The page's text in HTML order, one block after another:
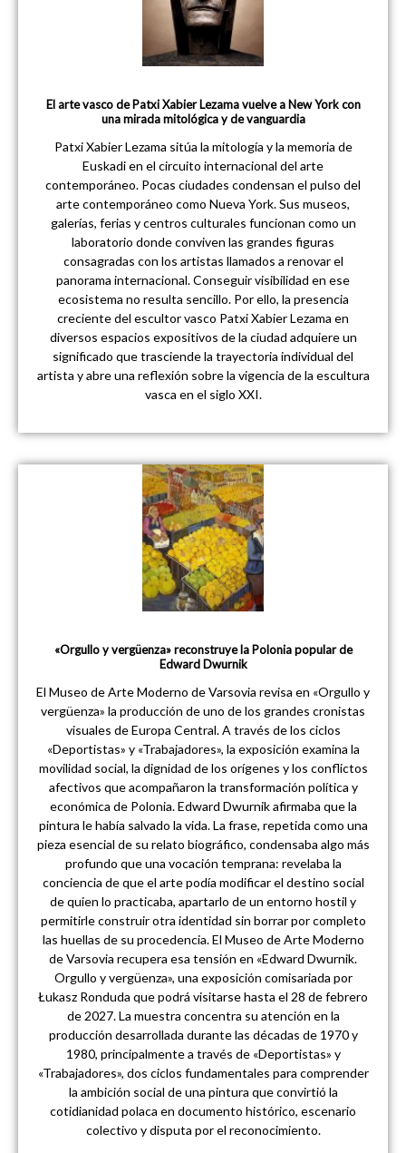
El arte vasco de Patxi Xabier Lezama vuelve a New York con
una mirada mitológica y de vanguardia
Patxi Xabier Lezama sitúa la mitología y la memoria de
Euskadi en el circuito internacional del arte
contemporáneo. Pocas ciudades condensan el pulso del
arte contemporáneo como Nueva York. Sus museos,
galerías, ferias y centros culturales funcionan como un
laboratorio donde conviven las grandes figuras
consagradas con los artistas llamados a renovar el
panorama internacional. Conseguir visibilidad en ese
ecosistema no resulta sencillo. Por ello, la presencia
creciente del escultor vasco Patxi Xabier Lezama en
diversos espacios expositivos de la ciudad adquiere un
significado que trasciende la trayectoria individual del
artista y abre una reflexión sobre la vigencia de la escultura
vasca en el siglo XXI.
«Orgullo y vergüenza» reconstruye la Polonia popular de
Edward Dwurnik
El Museo de Arte Moderno de Varsovia revisa en «Orgullo y
vergüenza» la producción de uno de los grandes cronistas
visuales de Europa Central. A través de los ciclos
«Deportistas» y «Trabajadores», la exposición examina la
movilidad social, la dignidad de los orígenes y los conflictos
afectivos que acompañaron la transformación política y
económica de Polonia. Edward Dwurnik afirmaba que la
pintura le había salvado la vida. La frase, repetida como una
pieza esencial de su relato biográfico, condensaba algo más
profundo que una vocación temprana: revelaba la
conciencia de que el arte podía modificar el destino social
de quien lo practicaba, apartarlo de un entorno hostil y
permitirle construir otra identidad sin borrar por completo
las huellas de su procedencia. El Museo de Arte Moderno
de Varsovia recupera esa tensión en «Edward Dwurnik.
Orgullo y vergüenza», una exposición comisariada por
Łukasz Ronduda que podrá visitarse hasta el 28 de febrero
de 2027. La muestra concentra su atención en la
producción desarrollada durante las décadas de 1970 y
1980, principalmente a través de «Deportistas» y
«Trabajadores», dos ciclos fundamentales para comprender
la ambición social de una pintura que convirtió la
cotidianidad polaca en documento histórico, escenario
colectivo y disputa por el reconocimiento.